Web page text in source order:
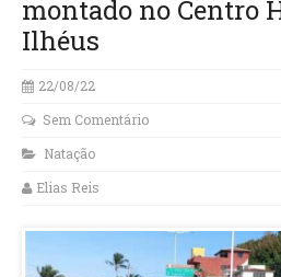
montado no Centro
Ilhéus
22/08/22
Sem Comentário
Natação
Elias Reis